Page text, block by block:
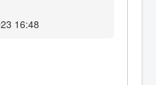
16:48